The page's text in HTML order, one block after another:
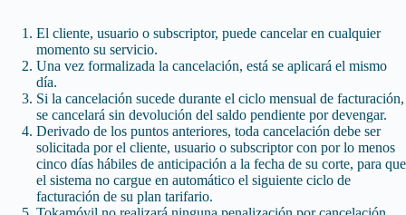
El cliente, usuario o subscriptor, puede cancelar en cualquier
momento su servicio.
Una vez formalizada la cancelación, está se aplicará el mismo
día.
Si la cancelación sucede durante el ciclo mensual de facturación,
se cancelará sin devolución del saldo pendiente por devengar.
Derivado de los puntos anteriores, toda cancelación debe ser
solicitada por el cliente, usuario o subscriptor con por lo menos
cinco días hábiles de anticipación a la fecha de su corte, para que
el sistema no cargue en automático el siguiente ciclo de
facturación de su plan tarifario.